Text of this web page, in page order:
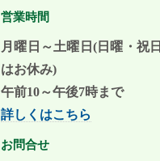
営業時間
月曜日～土曜日(日曜・祝日
はお休み)
午前10～午後7時まで
詳しくはこちら
お問合せ